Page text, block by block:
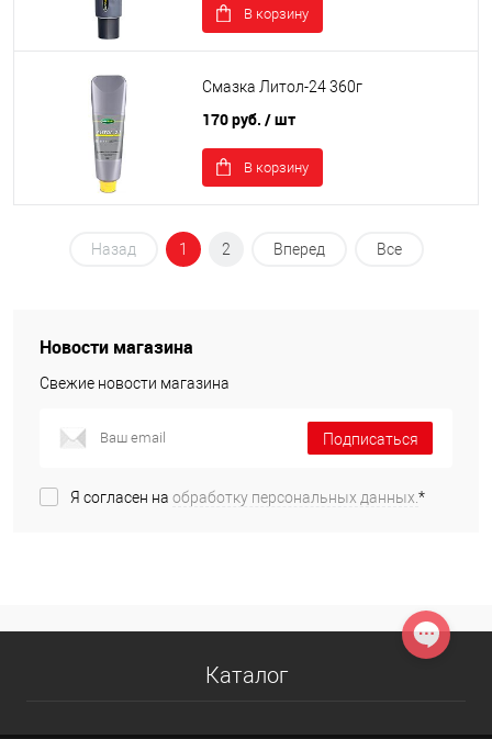
В корзину
Смазка Литол-24 360г
170 руб. / шт
В корзину
Назад 1 2 Вперед Все
Новости магазина
Свежие новости магазина
Подписаться
Я согласен на обработку персональных данных.*
Каталог